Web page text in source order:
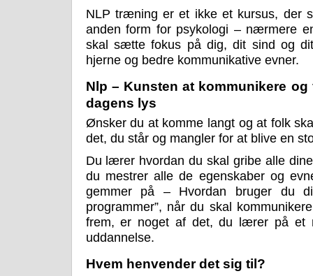
NLP træning er et ikke et kursus, der
anden form for psykologi – nærmere
skal sætte fokus på dig, dit sind og
hjerne og bedre kommunikative evner.
Nlp – Kunsten at kommunikere
dagens lys
Ønsker du at komme langt og at folk
det, du står og mangler for at blive en
Du lærer hvordan du skal gribe alle
du mestrer alle de egenskaber og
gemmer på – Hvordan bruger du
programmer”, når du skal
frem, er noget af det, du lærer på et
uddannelse.
Hvem henvender det sig til?